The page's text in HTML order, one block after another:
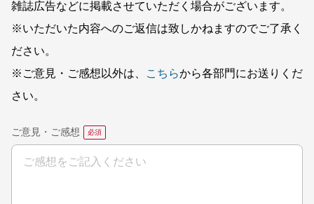
雑誌広告などに掲載させていただく場合がございます。
※いただいた内容へのご返信は致しかねますのでご了承く
ださい。
※ご意見・ご感想以外は、
こちらから各部門にお送りくだ
さい。
ご意見・ご感想